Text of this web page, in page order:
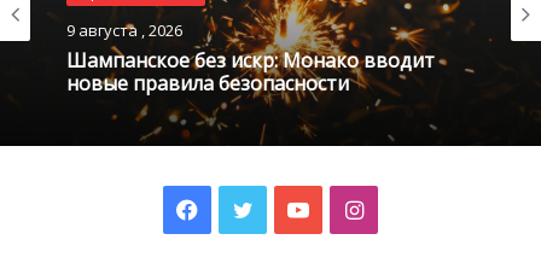
9 августа , 2026
Шампанское без искр: Монако вводит
новые правила безопасности
Facebook
TwitterYouTubeInstagram